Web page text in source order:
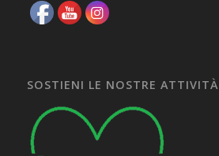
SOSTIENI LE NOSTRE ATTIVITÀ